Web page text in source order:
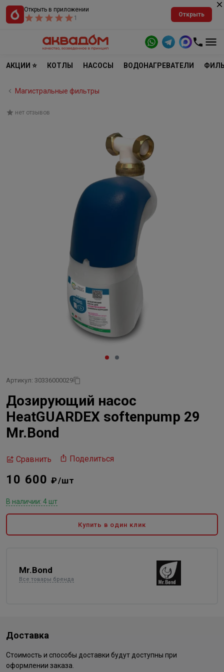
Открыть в приложении
1
Открыть
АКЦИИ ⭐ КОТЛЫ НАСОСЫ ВОДОНАГРЕВАТЕЛИ
Магистральные фильтры
нет отзывов
Артикул: 30336000029
Дозирующий насос
HeatGUARDEX softenpump 29
Mr.Bond
Сравнить Поделиться
10 600₽/шт
В наличии: 4 шт
Купить в один клик
Mr.Bond
Все товары бренда
Доставка
Стоимость и способы доставки будут доступны при
оформлении заказа.